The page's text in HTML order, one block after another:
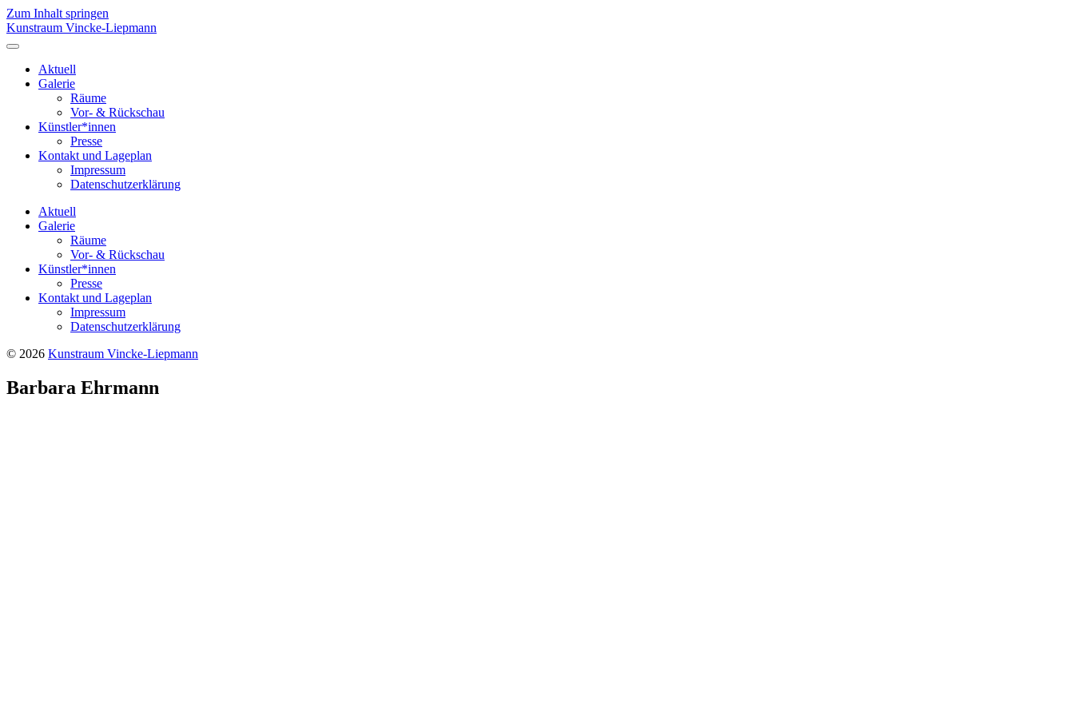
Zum Inhalt springen
Kunstraum Vincke-Liepmann
Menü
umschalten
Aktuell
Galerie
Räume
Vor- & Rückschau
Künstler*innen
Presse
Kontakt und Lageplan
Impressum
Datenschutzerklärung
Aktuell
Galerie
Räume
Vor- & Rückschau
Künstler*innen
Presse
Kontakt und Lageplan
Impressum
Datenschutzerklärung
© 2026 Kunstraum Vincke-Liepmann
Barbara Ehrmann